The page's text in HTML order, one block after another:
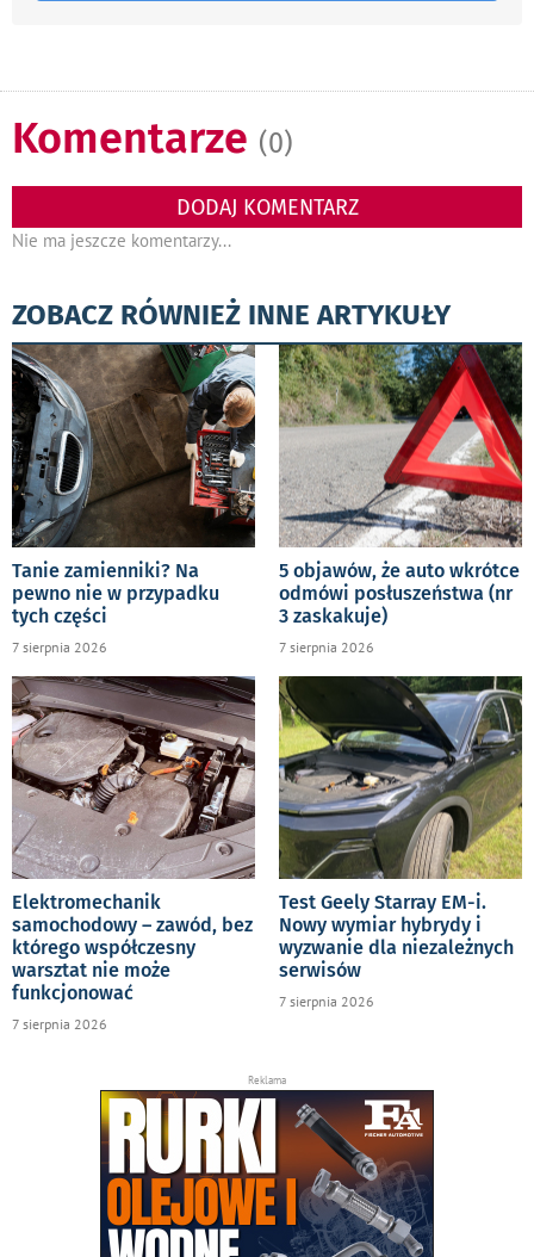
Komentarze (0)
DODAJ KOMENTARZ
Nie ma jeszcze komentarzy...
ZOBACZ RÓWNIEŻ INNE ARTYKUŁY
Tanie zamienniki? Na
pewno nie w przypadku
tych części
7 sierpnia 2026
5 objawów, że auto wkrótce
odmówi posłuszeństwa (nr
3 zaskakuje)
7 sierpnia 2026
Elektromechanik
samochodowy – zawód, bez
którego współczesny
warsztat nie może
funkcjonować
7 sierpnia 2026
Test Geely Starray EM-i.
Nowy wymiar hybrydy i
wyzwanie dla niezależnych
serwisów
7 sierpnia 2026
Reklama